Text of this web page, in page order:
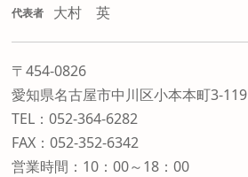
代表者 大村 英
〒454-0826
愛知県名古屋市中川区小本本町3-119
TEL：052-364-6282
FAX：052-352-6342
営業時間：10：00～18：00